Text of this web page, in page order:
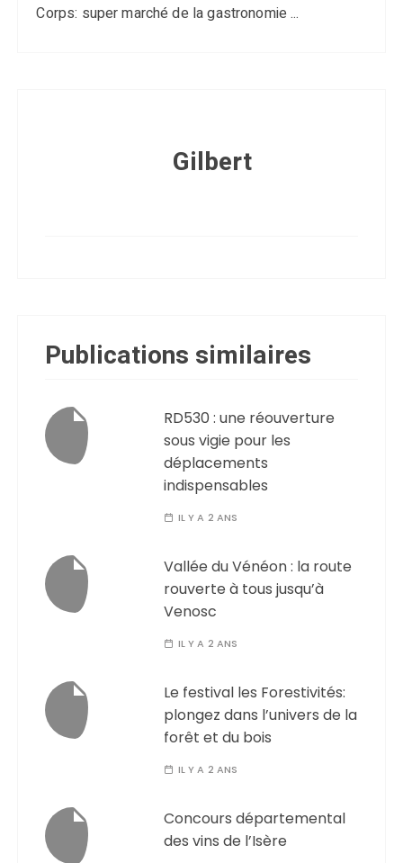
Corps: super marché de la gastronomie ...
Gilbert
Publications similaires
RD530 : une réouverture
sous vigie pour les
déplacements
indispensables
IL Y A 2 ANS
Vallée du Vénéon : la route
rouverte à tous jusqu’à
Venosc
IL Y A 2 ANS
Le festival les Forestivités:
plongez dans l’univers de la
forêt et du bois
IL Y A 2 ANS
Concours départemental
des vins de l’Isère